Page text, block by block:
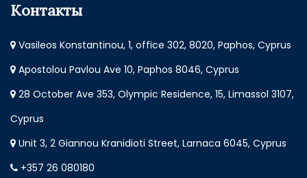
Контакты
Vasileos Konstantinou, 1, office 302, 8020, Paphos, Cyprus
Apostolou Pavlou Ave 10, Paphos 8046, Cyprus
28 October Ave 353, Olympic Residence, 15, Limassol 3107,
Cyprus
Unit 3, 2 Giannou Kranidioti Street, Larnaca 6045, Cyprus
+357 26 080180